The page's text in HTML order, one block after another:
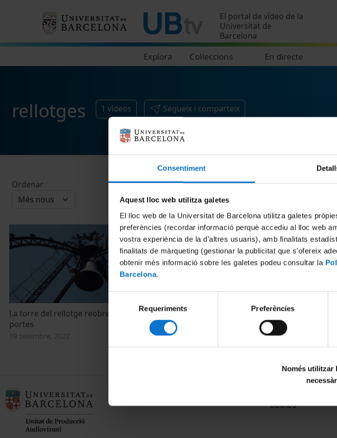
Consentiment
Aquest lloc web utilitza galetes
El lloc web de la Universitat de Barcelona utilitza galetes
preferències (recordar informació perquè accediu al lloc web
vostra experiència de la d’altres usuaris), amb finalitats
finalitats de màrqueting (gestionar la publicitat que s’ofereix
obtenir més informació sobre les galetes podeu consultar la
Barcelona.
consentiment
Requeriments Preferències
Només utilitzar
El portal de vídeo de la
Universitat de
Barcelona
Explora Col·leccions En directe
rellotges 1 vídeos Segueix i comparteix
Ordenar
La torre del rellotge reobre les seves
portes
19 setembre, 2022
Galetes